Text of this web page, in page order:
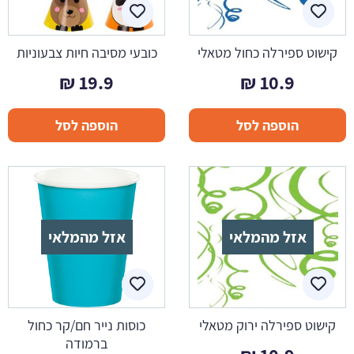
קישוט ספירלה כחול מטאלי
10.9
₪
הוספה לסל
כובעי מסיבה חיות צבעוניות
19.9
₪
הוספה לסל
אזל מהמלאי
קישוט ספירלה ירוק מטאלי
אזל מהמלאי
כוסות נייר חם/קר כחול
ברמודה